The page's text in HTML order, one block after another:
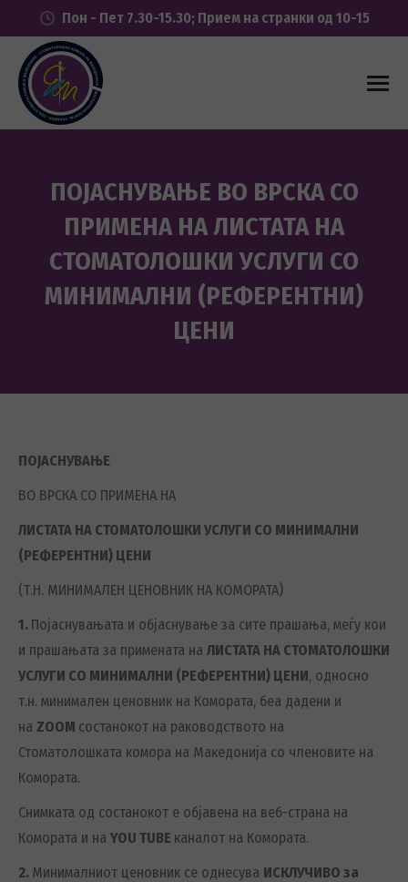
Пон - Пет 7.30-15.30; Прием на странки од 10-15
ПОЈАСНУВАЊЕ ВО ВРСКА СО
ПРИМЕНА НА ЛИСТАТА НА
СТОМАТОЛОШКИ УСЛУГИ СО
МИНИМАЛНИ (РЕФЕРЕНТНИ)
ЦЕНИ
ПОЈАСНУВАЊЕ
ВО ВРСКА СО ПРИМЕНА НА
ЛИСТАТА НА СТОМАТОЛОШКИ УСЛУГИ СО МИНИМАЛНИ
(РЕФЕРЕНТНИ) ЦЕНИ
(Т.Н. МИНИМАЛЕН ЦЕНОВНИК НА КОМОРАТА)
1. Појаснувањата и објаснување за сите прашања, меѓу кои
и прашањата за примената на ЛИСТАТА НА СТОМАТОЛОШКИ
УСЛУГИ СО МИНИМАЛНИ (РЕФЕРЕНТНИ) ЦЕНИ, односно
т.н. минимален ценовник на Комората, беа дадени и
на ZOOM состанокот на раководството на
Стоматолошката комора на Македонија со членовите на
Комората.
Снимката од состанокот е објавена на веб-страна на
Комората и на YOU TUBE каналот на Комората.
2. Минималниот ценовник се однесува ИСКЛУЧИВО за